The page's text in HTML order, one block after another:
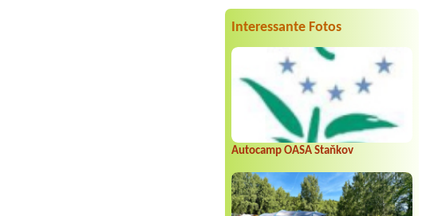
Großfamilie, wenn auch mit deutschen
wieder seine Runden, beobachtete
alles. Ringsum packten alle Gäste ihre
Wohnmobile schnell zusammen und
verschwanden. Wir auch!
*****
Dieser Campingplatz ist wunderschön
gelegen direkt am See mit großer
Liegewiese und tollem Seezugang. Die
Sanitäranlagen sind sehr großzügig und
sauber. Seit heuer gibt es samstags
Feuerkörbe und Stockbrot am Strand
... unsere Kinder und auch wir
Interessante Fotos
Autocamp OASA Staňkov